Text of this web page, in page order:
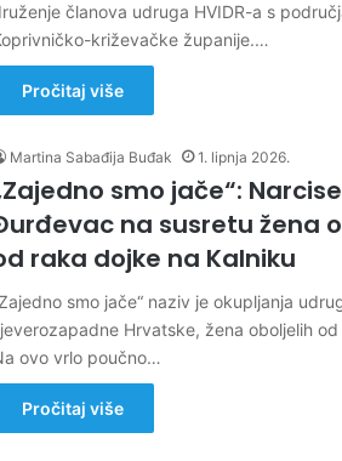
članova udruga HVIDR-a s
križevačke županije.…
Pročitaj više
Martina Sabađija Buđak 1. lipnja 2026.
smo jače“: Narcise
na susretu žena
raka dojke na Kalniku
smo jače“ naziv je okupljanja
Hrvatske, žena oboljelih
ovo vrlo poučno…
Pročitaj više